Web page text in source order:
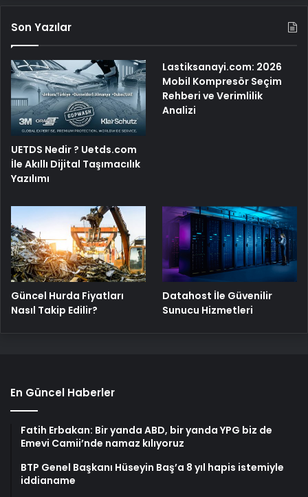
Son Yazılar
UETDS Nedir ? Uetds.com
İle Akıllı Dijital Taşımacılık
Yazılımı
Lastiksanayi.com: 2026
Mobil Kompresör Seçim
Rehberi ve Verimlilik
Analizi
Güncel Hurda Fiyatları
Nasıl Takip Edilir?
Datahost İle Güvenilir
Sunucu Hizmetleri
En Güncel Haberler
Fatih Erbakan: Bir yanda ABD, bir yanda YPG biz de
Emevi Camii’nde namaz kılıyoruz
BTP Genel Başkanı Hüseyin Baş’a 8 yıl hapis istemiyle
iddianame